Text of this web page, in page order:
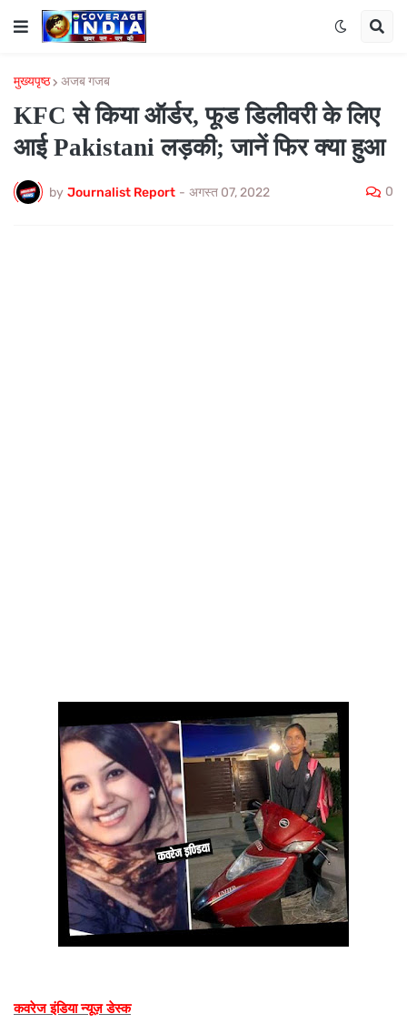
मुख्यपृष्ठ अजब गजब
KFC से किया ऑर्डर, फूड डिलीवरी के लिए
आई Pakistani लड़की; जानें फिर क्या हुआ
by Journalist Report - अगस्त 07, 2022 0
कवरेज इंडिया न्यूज़ डेस्क